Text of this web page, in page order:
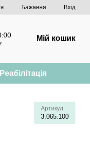
Бажання Вхід
Мій кошик
Реабілітація
Артикул
3.065.100